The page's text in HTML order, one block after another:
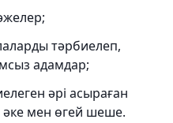
тәрбиелеп,
адамдар;
әрі асыраған
мен өгей шеше.